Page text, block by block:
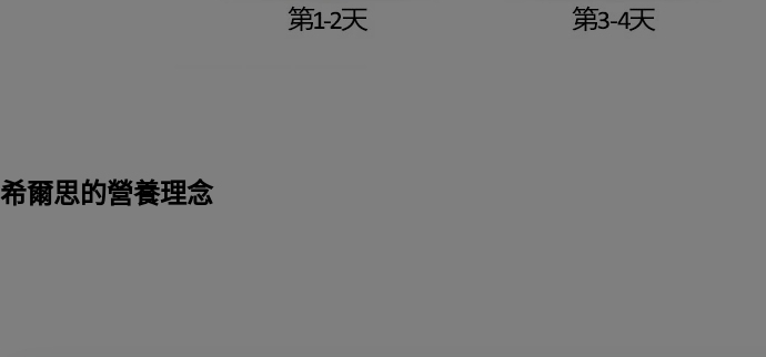
希爾思的營養理念